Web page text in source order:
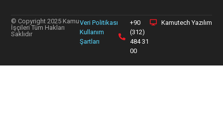
© Copyright 2025 Kamu
İşçileri Tüm Hakları
Saklıdır
Veri Politikası
Kullanım
Şartları
+90
(312)
484 31
00
Kamutech Yazılım